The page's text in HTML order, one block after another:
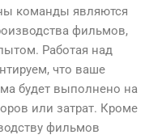
команды являются
фильмов,
Работая над
что ваше
будет выполнено на
или затрат. Кроме
фильмов